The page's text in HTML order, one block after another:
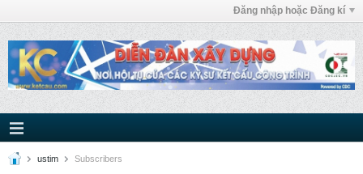
Đăng nhập hoặc Đăng kí
ustim Subscribers